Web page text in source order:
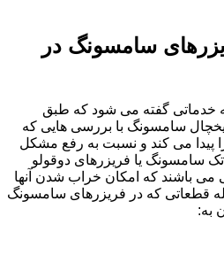
سامسونگ در
خدماتی گفته می شود که طبق
سامسونگ با بررسی هایی که
پیدا می کند و نسبت به رفع مشکل
تک سامسونگ یا فریزرهای دوقولو
می باشند که امکان خراب شدن آنها
قطعاتی که در فریزرهای سامسونگ
به: